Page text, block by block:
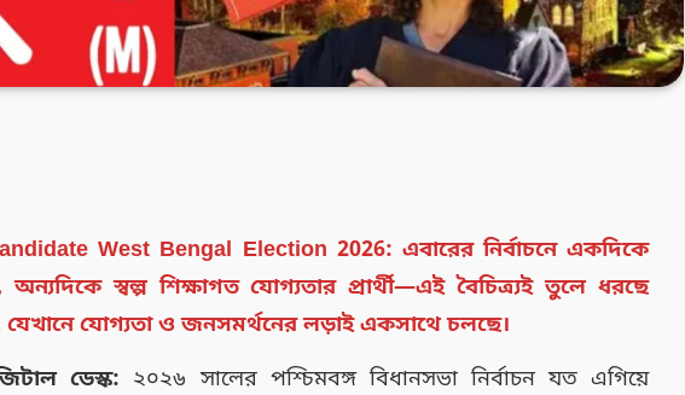
West Bengal Election 2026: এবারের নির্বাচনে একদিকে
স্বল্প শিক্ষাগত যোগ্যতার প্রার্থী—এই বৈচিত্র্যই তুলে ধরছে
যেখানে যোগ্যতা ও জনসমর্থনের লড়াই একসাথে চলছে।
ডেস্ক: ২০২৬ সালের পশ্চিমবঙ্গ বিধানসভা নির্বাচন যত এগিয়ে